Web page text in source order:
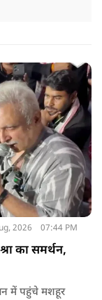
2026 07:44 PM
का समर्थन,
में पहुंचे मशहूर